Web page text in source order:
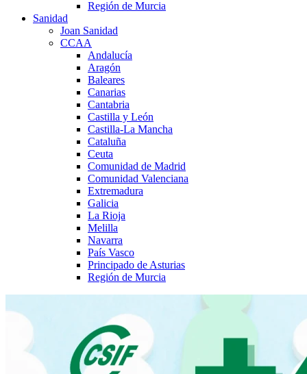
Región de Murcia
Sanidad
Joan Sanidad
CCAA
Andalucía
Aragón
Baleares
Canarias
Cantabria
Castilla y León
Castilla-La Mancha
Cataluña
Ceuta
Comunidad de Madrid
Comunidad Valenciana
Extremadura
Galicia
La Rioja
Melilla
Navarra
País Vasco
Principado de Asturias
Región de Murcia